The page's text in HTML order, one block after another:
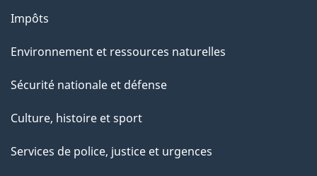
e
Impôts
Environnement et ressources naturelles
Sécurité nationale et défense
Culture, histoire et sport
Services de police, justice et urgences